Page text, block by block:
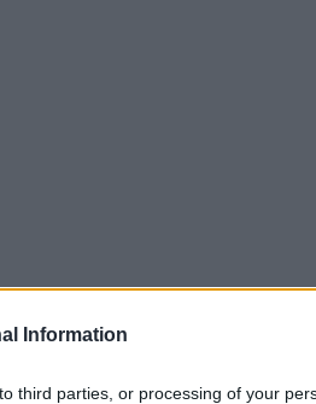
Information
third parties, or processing of your